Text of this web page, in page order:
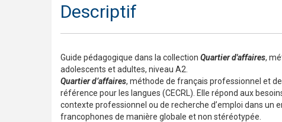
Descriptif
Guide pédagogique dans la collection Quartier d'affaires,
adolescents et adultes, niveau A2.
Quartier d’affaires, méthode de français professionnel et
référence pour les langues (CECRL). Elle répond aux
contexte professionnel ou de recherche d’emploi dans
francophones de manière globale et non stéréotypée.